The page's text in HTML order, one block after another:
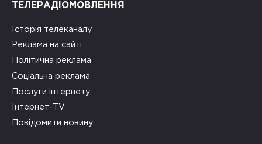
ТЕЛЕРАДІОМОВЛЕННЯ
Історія телеканалу
Реклама на сайті
Політична реклама
Соціальна реклама
Послуги інтернету
Інтернет-TV
Повідомити новину